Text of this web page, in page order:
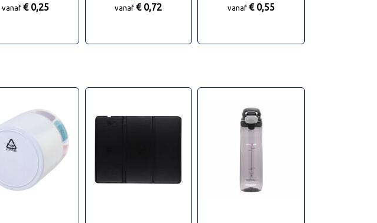
vanaf€ 0,25 vanaf€ 0,72 vanaf€ 0,55